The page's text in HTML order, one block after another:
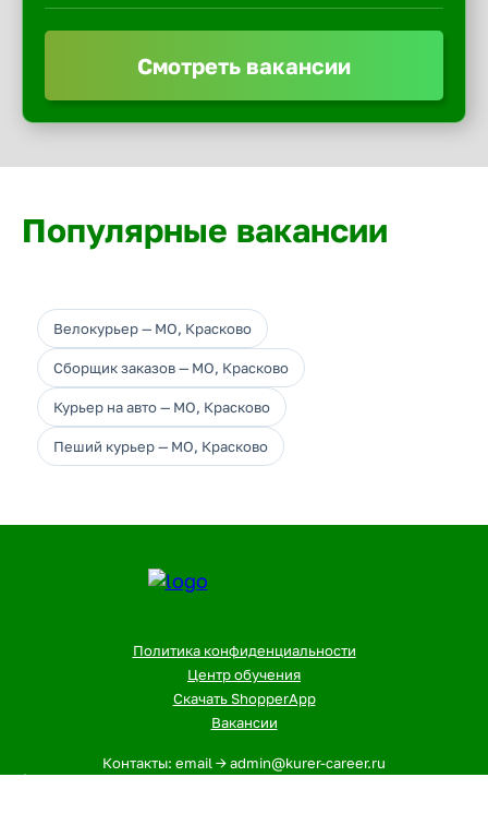
Смотреть вакансии
Популярные вакансии
Велокурьер — МО, Красково
Сборщик заказов — МО, Красково
Курьер на авто — МО, Красково
Пеший курьер — МО, Красково
Политика конфиденциальности
Центр обучения
Скачать ShopperApp
Вакансии
Контакты: email -> admin@kurer-career.ru
1